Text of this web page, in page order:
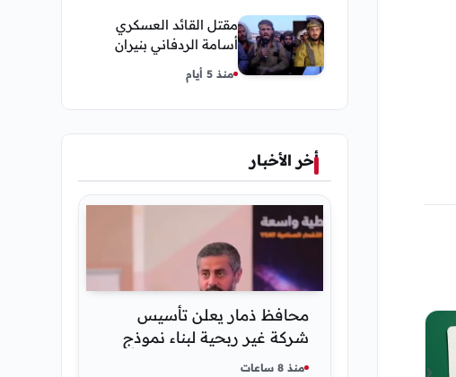
مقتل القائد العسكري
أسامة الردفاني بنيران
مسلحين مجهولين في
مديرية العبر
منذ 5 أيام
أخر الأخبار
محافظ ذمار يعلن تأسيس
شركة غير ربحية لبناء نموذج
ذكاء اصطناعي يمني
منذ 8 ساعات